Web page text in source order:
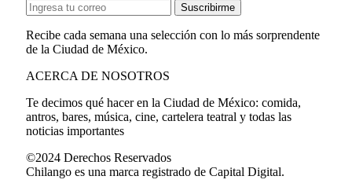
Suscribirme
Recibe cada semana una selección con lo más sorprendente
de la Ciudad de México.
ACERCA DE NOSOTROS
Te decimos qué hacer en la Ciudad de México: comida,
antros, bares, música, cine, cartelera teatral y todas las
noticias importantes
©2024 Derechos Reservados
Chilango es una marca registrado de Capital Digital.